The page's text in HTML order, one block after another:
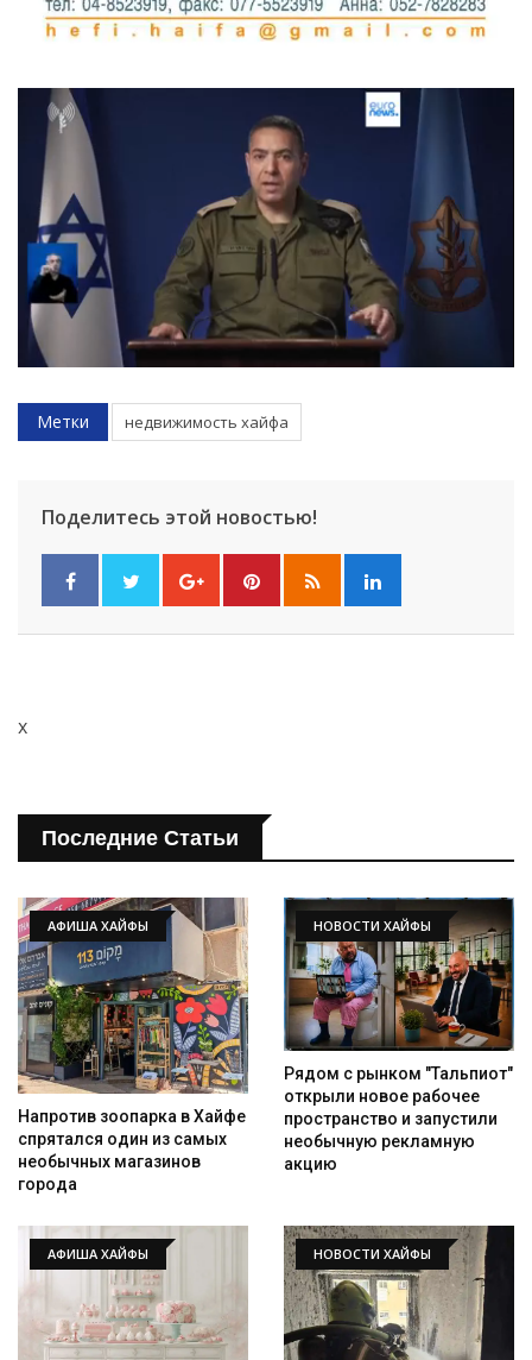
Метки недвижимость хайфа
Поделитесь этой новостью!
x
Последние Статьи
АФИША ХАЙФЫ
Напротив зоопарка в Хайфе
спрятался один из самых
необычных магазинов
города
НОВОСТИ ХАЙФЫ
Рядом с рынком "Тальпиот"
открыли новое рабочее
пространство и запустили
необычную рекламную
акцию
АФИША ХАЙФЫ НОВОСТИ ХАЙФЫ